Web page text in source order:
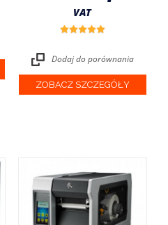
VAT
Dodaj do porównania
ZOBACZ SZCZEGÓŁY